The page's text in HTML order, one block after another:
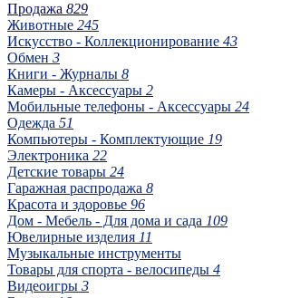
Продажа 829
Животные 245
Искусство - Коллекционирование 43
Обмен 3
Книги - Журналы 8
Камеры - Аксессуары 2
Мобильные телефоны - Аксессуары 24
Одежда 51
Компьютеры - Комплектующие 19
Электроника 22
Детские товары 24
Гаражная распродажа 8
Красота и здоровье 96
Дом - Мебель - Для дома и сада 109
Ювелирные изделия 11
Музыкальные инструменты
Товары для спорта - велосипеды 4
Видеоигры 3